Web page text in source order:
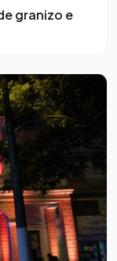
granizo e